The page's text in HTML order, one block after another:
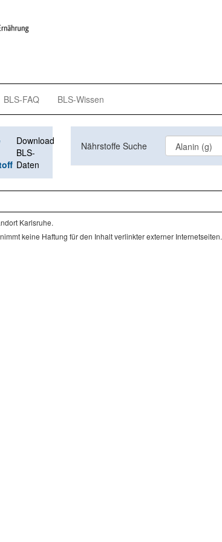
BLS-FAQ BLS-Wissen
Download
BLS-
Daten
Nährstoffe Suche
Karlsruhe.
keine Haftung für den Inhalt verlinkter externer Internetseiten.